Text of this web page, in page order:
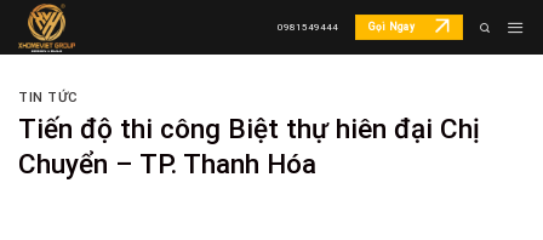
Skip
0981549444 Gọi Ngay
TIN TỨC
Tiến độ thi công Biệt thự hiên đại Chị
Chuyển – TP. Thanh Hóa